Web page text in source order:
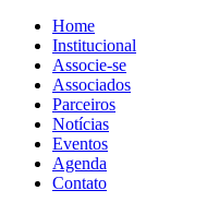
Home
Institucional
Associe-se
Associados
Parceiros
Notícias
Eventos
Agenda
Contato